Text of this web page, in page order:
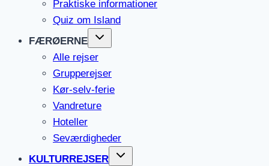
Praktiske informationer
Quiz om Island
FÆRØERNE
Alle rejser
Grupperejser
Kør-selv-ferie
Vandreture
Hoteller
Seværdigheder
KULTURREJSER